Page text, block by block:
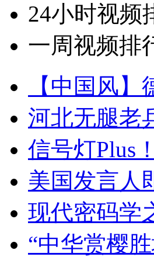
24小时视频
一周视频排
【中国风
河北无腿老
信号灯Plus
美国发言人
现代密码
“中华赏樱